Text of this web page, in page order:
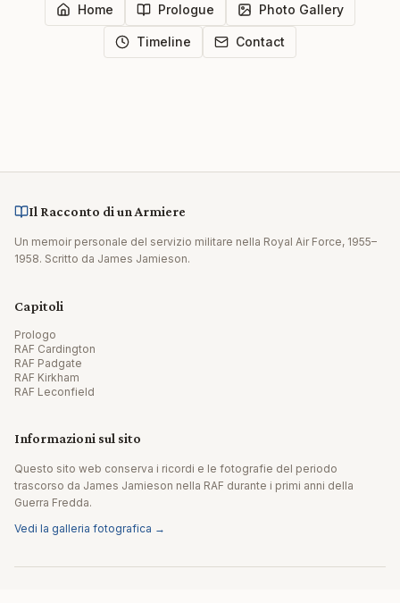
Home Prologue Photo Gallery
Timeline Contact
Il Racconto di un Armiere
Un memoir personale del servizio militare nella Royal Air Force, 1955–
1958. Scritto da James Jamieson.
Capitoli
Prologo
RAF Cardington
RAF Padgate
RAF Kirkham
RAF Leconfield
Informazioni sul sito
Questo sito web conserva i ricordi e le fotografie del periodo
trascorso da James Jamieson nella RAF durante i primi anni della
Guerra Fredda.
Vedi la galleria fotografica →